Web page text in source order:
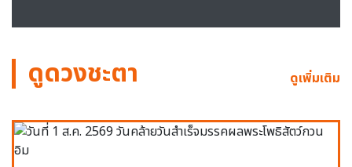
ดูดวงชะตา ดูเพิ่มเติม